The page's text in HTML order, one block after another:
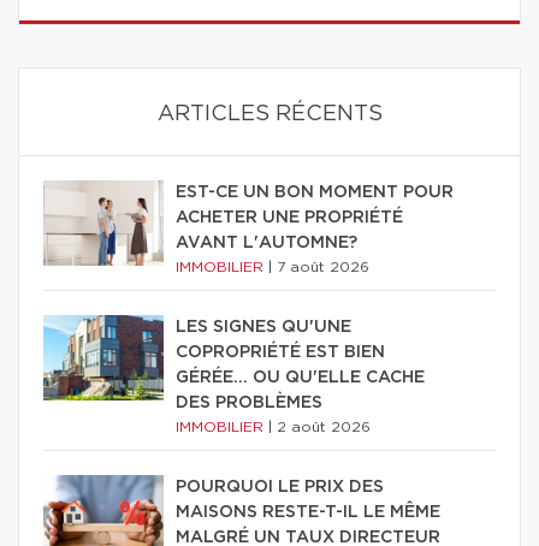
ARTICLES RÉCENTS
EST-CE UN BON MOMENT POUR
ACHETER UNE PROPRIÉTÉ
AVANT L'AUTOMNE?
IMMOBILIER 7 août 2026
LES SIGNES QU'UNE
COPROPRIÉTÉ EST BIEN
GÉRÉE… OU QU'ELLE CACHE
DES PROBLÈMES
IMMOBILIER 2 août 2026
POURQUOI LE PRIX DES
MAISONS RESTE-T-IL LE MÊME
MALGRÉ UN TAUX DIRECTEUR